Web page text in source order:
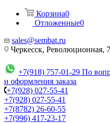
Корзина0
Отложенные0
sales@sembat.ru
Черкесск, Революционная, 7
+7(918) 757-01-29 По
и оформления заказа
+7(928) 027-55-41
+7(928) 027-55-41
+7(8782) 26-60-55
+7(996) 417-23-17